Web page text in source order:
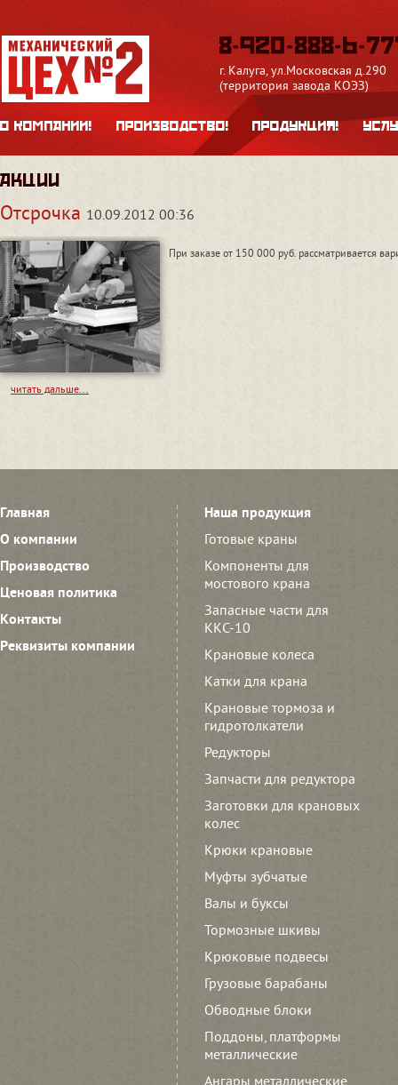
О КОМПАНИИ! ПРОИЗВОДСТВО! ПРОДУКЦИЯ!
8-920-888-6-
г. Калуга, ул.Московская д.290
(территория завода КОЭЗ)
Акции
Отсрочка 10.09.2012 00:36
При заказе от 150 000 руб. рассматривается
читать дальше...
Главная
О компании
Производство
Ценовая политика
Контакты
Реквизиты компании
Наша продукция
Готовые краны
Компоненты для
мостового крана
Запасные части для
ККС-10
Крановые колеса
Катки для крана
Крановые тормоза и
гидротолкатели
Редукторы
Запчасти для редуктора
Заготовки для крановых
колес
Крюки крановые
Муфты зубчатые
Валы и буксы
Тормозные шкивы
Крюковые подвесы
Грузовые барабаны
Обводные блоки
Поддоны, платформы
металлические